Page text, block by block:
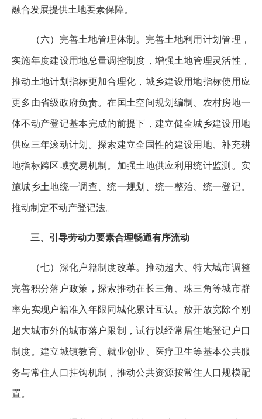
融合发展提供土地要素保障。
（六）完善土地管理体制。完善土地利用计划管理，
实施年度建设用地总量调控制度，增强土地管理灵活性，
推动土地计划指标更加合理化，城乡建设用地指标使用应
更多由省级政府负责。在国土空间规划编制、农村房地一
体不动产登记基本完成的前提下，建立健全城乡建设用地
供应三年滚动计划。探索建立全国性的建设用地、补充耕
地指标跨区域交易机制。加强土地供应利用统计监测。实
施城乡土地统一调查、统一规划、统一整治、统一登记。
推动制定不动产登记法。
三、引导劳动力要素合理畅通有序流动
（七）深化户籍制度改革。推动超大、特大城市调整
完善积分落户政策，探索推动在长三角、珠三角等城市群
率先实现户籍准入年限同城化累计互认。放开放宽除个别
超大城市外的城市落户限制，试行以经常居住地登记户口
制度。建立城镇教育、就业创业、医疗卫生等基本公共服
务与常住人口挂钩机制，推动公共资源按常住人口规模配
置。